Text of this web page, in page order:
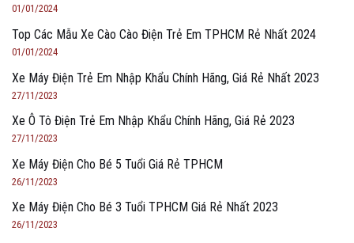
01/01/2024
Top Các Mẫu Xe Cào Cào Điện Trẻ Em TPHCM Rẻ Nhất 2024
01/01/2024
Xe Máy Điện Trẻ Em Nhập Khẩu Chính Hãng, Giá Rẻ Nhất 2023
27/11/2023
Xe Ô Tô Điện Trẻ Em Nhập Khẩu Chính Hãng, Giá Rẻ 2023
27/11/2023
Xe Máy Điện Cho Bé 5 Tuổi Giá Rẻ TPHCM
26/11/2023
Xe Máy Điện Cho Bé 3 Tuổi TPHCM Giá Rẻ Nhất 2023
26/11/2023